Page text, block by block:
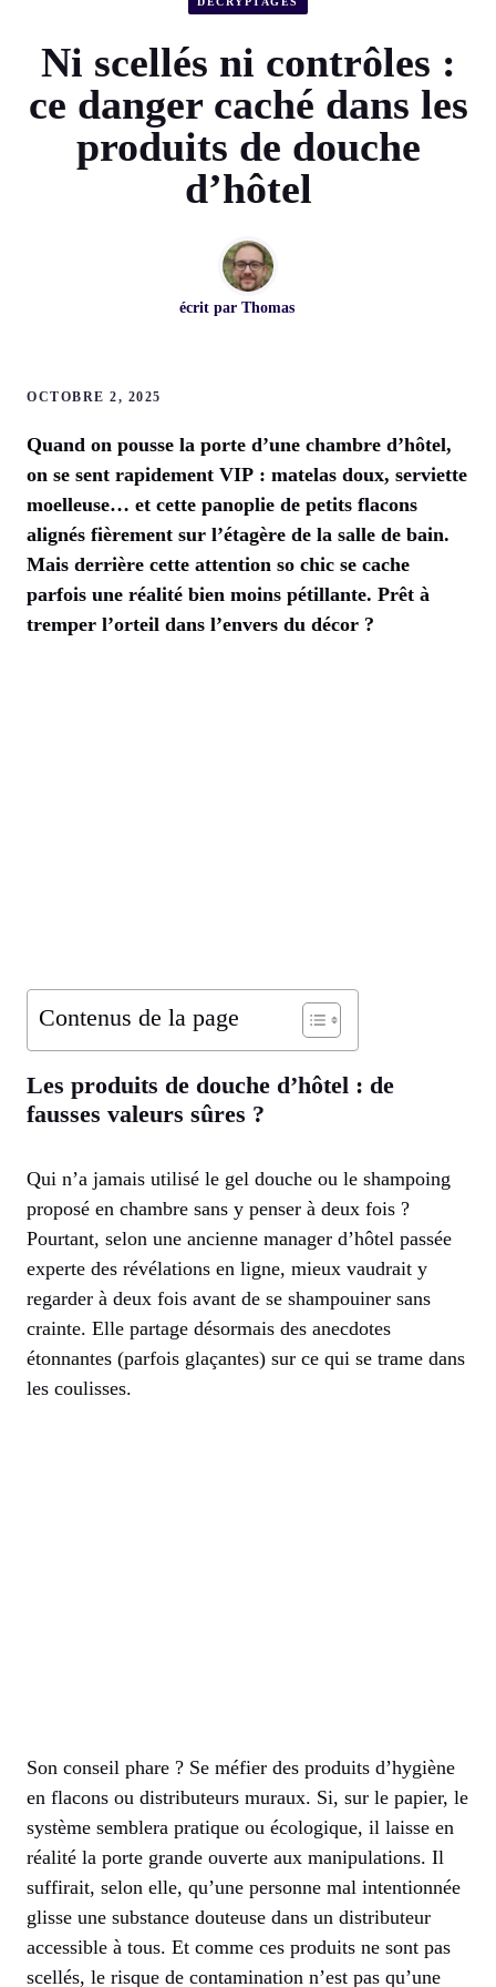
Ni scellés ni contrôles :
ce danger caché dans les
produits de douche
d’hôtel
écrit par Thomas
OCTOBRE 2, 2025
Quand on pousse la porte d’une chambre d’hôtel,
on se sent rapidement VIP : matelas doux, serviette
moelleuse… et cette panoplie de petits flacons
alignés fièrement sur l’étagère de la salle de bain.
Mais derrière cette attention so chic se cache
parfois une réalité bien moins pétillante. Prêt à
tremper l’orteil dans l’envers du décor ?
Contenus de la page
Les produits de douche d’hôtel : de
fausses valeurs sûres ?
Qui n’a jamais utilisé le gel douche ou le shampoing
proposé en chambre sans y penser à deux fois ?
Pourtant, selon une ancienne manager d’hôtel passée
experte des révélations en ligne, mieux vaudrait y
regarder à deux fois avant de se shampouiner sans
crainte. Elle partage désormais des anecdotes
étonnantes (parfois glaçantes) sur ce qui se trame dans
les coulisses.
Son conseil phare ? Se méfier des produits d’hygiène
en flacons ou distributeurs muraux. Si, sur le papier, le
système semblera pratique ou écologique, il laisse en
réalité la porte grande ouverte aux manipulations. Il
suffirait, selon elle, qu’une personne mal intentionnée
glisse une substance douteuse dans un distributeur
accessible à tous. Et comme ces produits ne sont pas
scellés, le risque de contamination n’est pas qu’une